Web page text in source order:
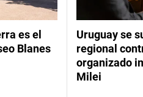
es el
Blanes
Uruguay se
regional
organizado
Milei